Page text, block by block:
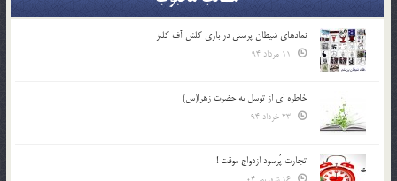
نمادهای شیطان پرستی در بازی کلش آف کلنز
خاطره ای از توسل به حضرت زهرا(س)
تجارت پُرسود ازدواج موقت !